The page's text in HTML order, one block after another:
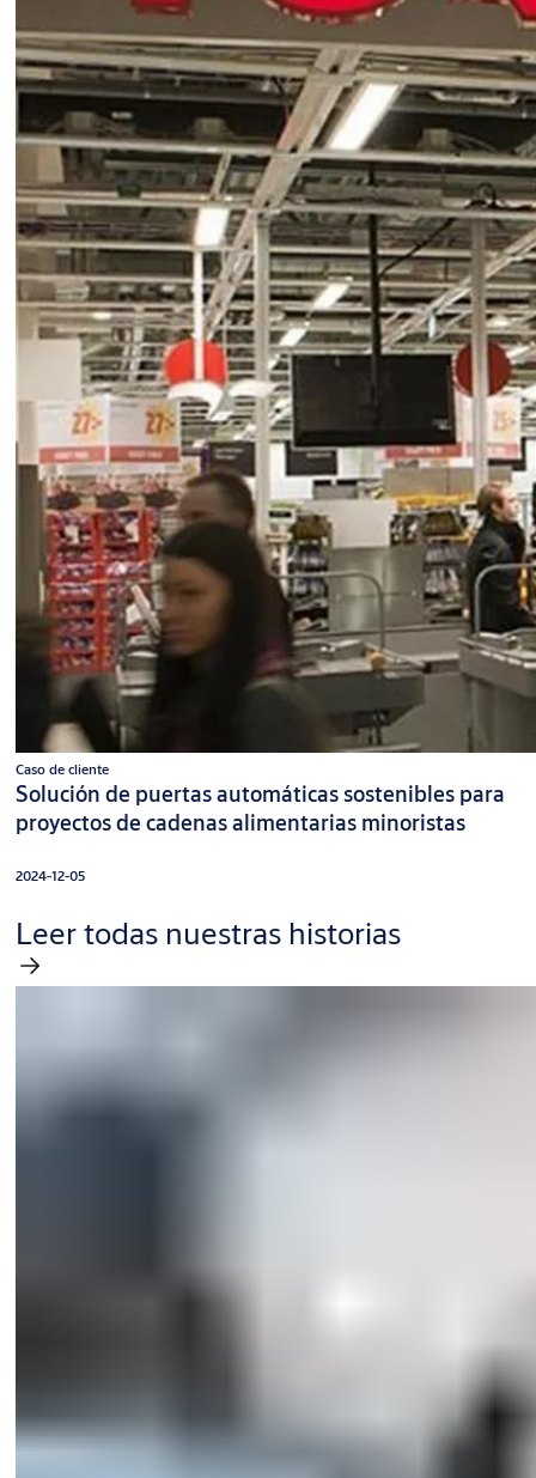
Caso de cliente
Solución de puertas automáticas sostenibles para
proyectos de cadenas alimentarias minoristas
2024-12-05
Leer todas nuestras historias